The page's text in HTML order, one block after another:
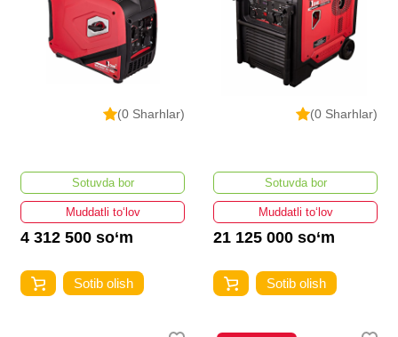
(0 Sharhlar)
Sotuvda bor
Muddatli to‘lov
4 312 500 so‘m
Sotib olish
(0 Sharhlar)
Sotuvda bor
Muddatli to‘lov
21 125 000 so‘m
Sotib olish